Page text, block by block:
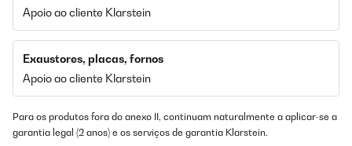
Apoio ao cliente Klarstein
Exaustores, placas, fornos
Apoio ao cliente Klarstein
Para os produtos fora do anexo II, continuam naturalmente a aplicar-se a
garantia legal (2 anos) e os serviços de garantia Klarstein.